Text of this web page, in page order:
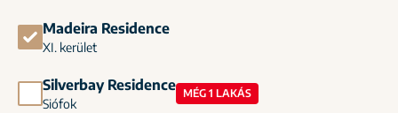
Madeira Residence
XI. kerület
Silverbay Residence
Siófok
MÉG 1 LAKÁS